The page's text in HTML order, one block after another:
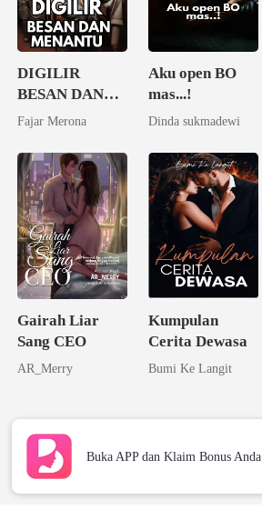
DIGILIR
BESAN DAN
MENANTU -
Kampung
Fajar Merona
Aku open BO
mas...!
Dinda sukmadewi
Gairah Liar
Sang CEO
AR_Merry
Kumpulan
Cerita Dewasa
Bumi Ke Langit
Buka APP dan Klaim Bonus Anda